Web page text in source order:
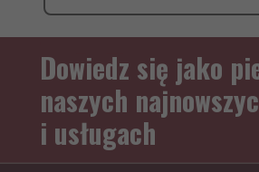
Dowiedz się jako
naszych
i usługach